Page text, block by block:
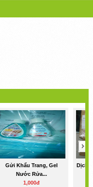
Gửi Khẩu Trang, Gel
Nước Rửa...
1,000đ
Dịch